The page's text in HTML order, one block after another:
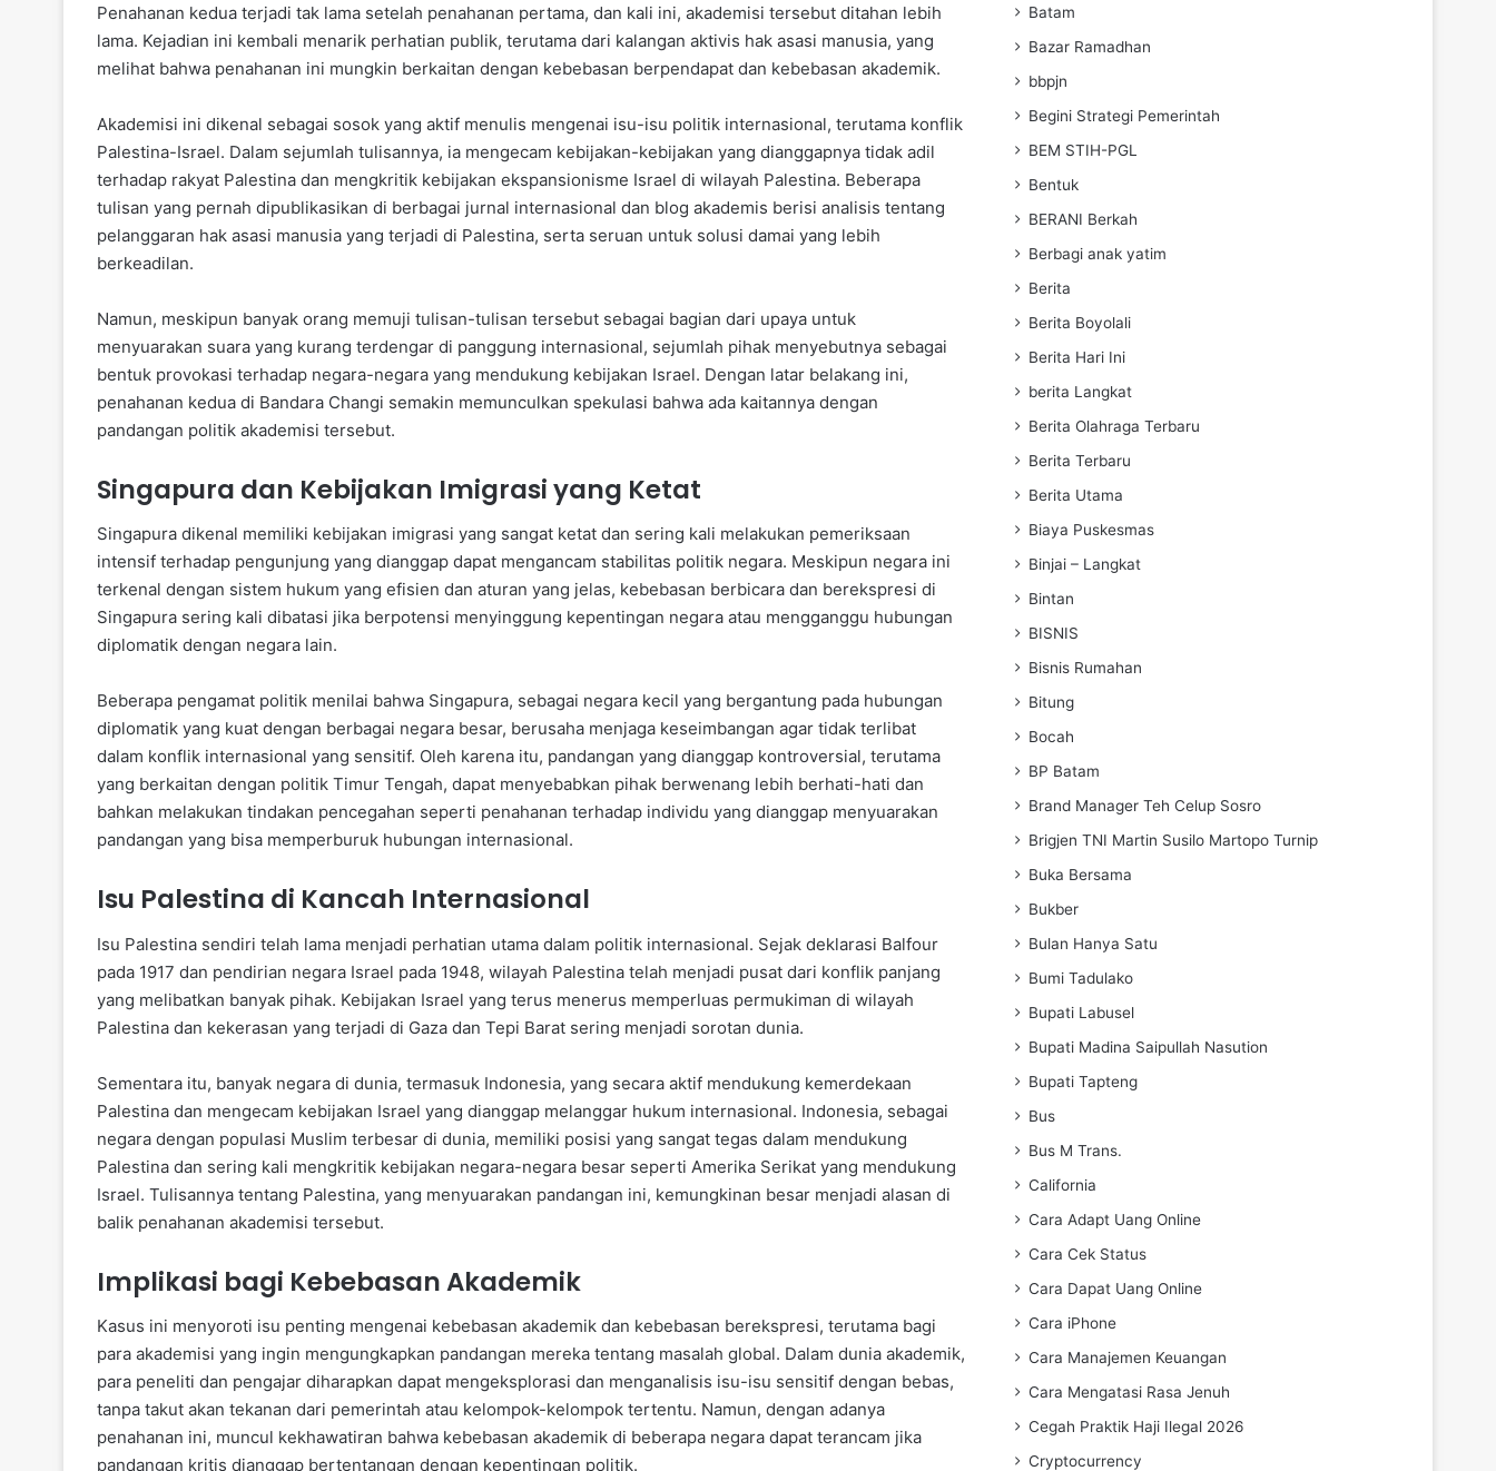
Penahanan kedua terjadi tak lama setelah penahanan pertama, dan kali ini, akademisi tersebut ditahan lebih
lama. Kejadian ini kembali menarik perhatian publik, terutama dari kalangan aktivis hak asasi manusia, yang
melihat bahwa penahanan ini mungkin berkaitan dengan kebebasan berpendapat dan kebebasan akademik.
Akademisi ini dikenal sebagai sosok yang aktif menulis mengenai isu-isu politik internasional, terutama konflik
Palestina-Israel. Dalam sejumlah tulisannya, ia mengecam kebijakan-kebijakan yang dianggapnya tidak adil
terhadap rakyat Palestina dan mengkritik kebijakan ekspansionisme Israel di wilayah Palestina. Beberapa
tulisan yang pernah dipublikasikan di berbagai jurnal internasional dan blog akademis berisi analisis tentang
pelanggaran hak asasi manusia yang terjadi di Palestina, serta seruan untuk solusi damai yang lebih
berkeadilan.
Namun, meskipun banyak orang memuji tulisan-tulisan tersebut sebagai bagian dari upaya untuk
menyuarakan suara yang kurang terdengar di panggung internasional, sejumlah pihak menyebutnya sebagai
bentuk provokasi terhadap negara-negara yang mendukung kebijakan Israel. Dengan latar belakang ini,
penahanan kedua di Bandara Changi semakin memunculkan spekulasi bahwa ada kaitannya dengan
pandangan politik akademisi tersebut.
Singapura dan Kebijakan Imigrasi yang Ketat
Singapura dikenal memiliki kebijakan imigrasi yang sangat ketat dan sering kali melakukan pemeriksaan
intensif terhadap pengunjung yang dianggap dapat mengancam stabilitas politik negara. Meskipun negara ini
terkenal dengan sistem hukum yang efisien dan aturan yang jelas, kebebasan berbicara dan berekspresi di
Singapura sering kali dibatasi jika berpotensi menyinggung kepentingan negara atau mengganggu hubungan
diplomatik dengan negara lain.
Beberapa pengamat politik menilai bahwa Singapura, sebagai negara kecil yang bergantung pada hubungan
diplomatik yang kuat dengan berbagai negara besar, berusaha menjaga keseimbangan agar tidak terlibat
dalam konflik internasional yang sensitif. Oleh karena itu, pandangan yang dianggap kontroversial, terutama
yang berkaitan dengan politik Timur Tengah, dapat menyebabkan pihak berwenang lebih berhati-hati dan
bahkan melakukan tindakan pencegahan seperti penahanan terhadap individu yang dianggap menyuarakan
pandangan yang bisa memperburuk hubungan internasional.
Isu Palestina di Kancah Internasional
Isu Palestina sendiri telah lama menjadi perhatian utama dalam politik internasional. Sejak deklarasi Balfour
pada 1917 dan pendirian negara Israel pada 1948, wilayah Palestina telah menjadi pusat dari konflik panjang
yang melibatkan banyak pihak. Kebijakan Israel yang terus menerus memperluas permukiman di wilayah
Palestina dan kekerasan yang terjadi di Gaza dan Tepi Barat sering menjadi sorotan dunia.
Sementara itu, banyak negara di dunia, termasuk Indonesia, yang secara aktif mendukung kemerdekaan
Palestina dan mengecam kebijakan Israel yang dianggap melanggar hukum internasional. Indonesia, sebagai
negara dengan populasi Muslim terbesar di dunia, memiliki posisi yang sangat tegas dalam mendukung
Palestina dan sering kali mengkritik kebijakan negara-negara besar seperti Amerika Serikat yang mendukung
Israel. Tulisannya tentang Palestina, yang menyuarakan pandangan ini, kemungkinan besar menjadi alasan di
balik penahanan akademisi tersebut.
Implikasi bagi Kebebasan Akademik
Kasus ini menyoroti isu penting mengenai kebebasan akademik dan kebebasan berekspresi, terutama bagi
para akademisi yang ingin mengungkapkan pandangan mereka tentang masalah global. Dalam dunia akademik,
para peneliti dan pengajar diharapkan dapat mengeksplorasi dan menganalisis isu-isu sensitif dengan bebas,
tanpa takut akan tekanan dari pemerintah atau kelompok-kelompok tertentu. Namun, dengan adanya
penahanan ini, muncul kekhawatiran bahwa kebebasan akademik di beberapa negara dapat terancam jika
pandangan kritis dianggap bertentangan dengan kepentingan politik.
Batam
Bazar Ramadhan
bbpjn
Begini Strategi Pemerintah
BEM STIH-PGL
Bentuk
BERANI Berkah
Berbagi anak yatim
Berita
Berita Boyolali
Berita Hari Ini
berita Langkat
Berita Olahraga Terbaru
Berita Terbaru
Berita Utama
Biaya Puskesmas
Binjai – Langkat
Bintan
BISNIS
Bisnis Rumahan
Bitung
Bocah
BP Batam
Brand Manager Teh Celup Sosro
Brigjen TNI Martin Susilo Martopo Turnip
Buka Bersama
Bukber
Bulan Hanya Satu
Bumi Tadulako
Bupati Labusel
Bupati Madina Saipullah Nasution
Bupati Tapteng
Bus
Bus M Trans.
California
Cara Adapt Uang Online
Cara Cek Status
Cara Dapat Uang Online
Cara iPhone
Cara Manajemen Keuangan
Cara Mengatasi Rasa Jenuh
Cegah Praktik Haji Ilegal 2026
Cryptocurrency